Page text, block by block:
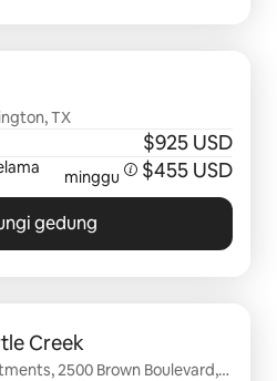
TX
$925 USD
minggu $455 USD
gedung
Creek
2500 Brown Boulevard,